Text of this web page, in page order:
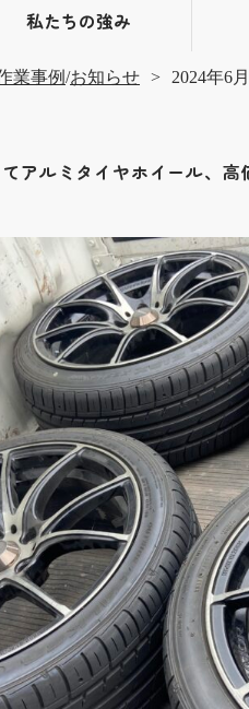
私たちの強み
業事例/お知らせ 2024年6
アルミタイヤホイール、高